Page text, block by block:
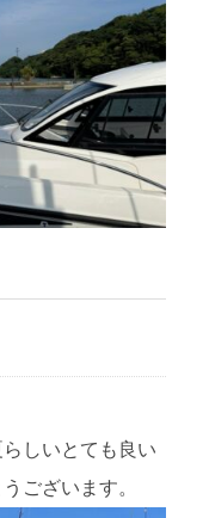
しいとても良い
ございます。